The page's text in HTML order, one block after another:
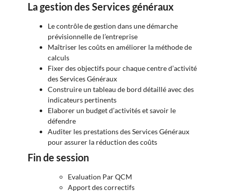
La gestion des Services généraux
Le contrôle de gestion dans une démarche
prévisionnelle de l’entreprise
Maîtriser les coûts en améliorer la méthode de
calculs
Fixer des objectifs pour chaque centre d’activité
des Services Généraux
Construire un tableau de bord détaillé avec des
indicateurs pertinents
Elaborer un budget d’activités et savoir le
défendre
Auditer les prestations des Services Généraux
pour assurer la réduction des coûts
Fin de session
Evaluation Par QCM
Apport des correctifs